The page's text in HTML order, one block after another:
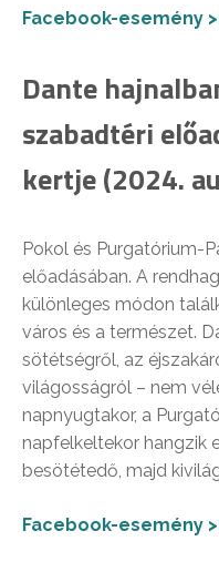
Facebook-esemény
Dante
szabadtéri
kertje (2024.
Pokol és Purgatórium-
előadásában. A
különleges módon
város és a természet.
sötétségről, az
világosságról – nem
napnyugtakor, a
napfelkeltekor hangzik
besötétedő, majd
Facebook-esemény